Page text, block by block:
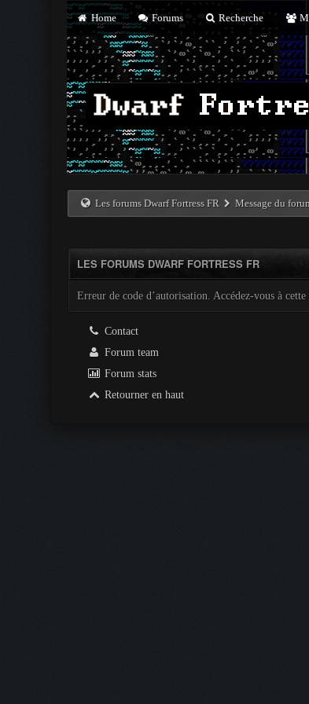
Home Forums Recherche
Les forums Dwarf Fortress FR Message du
LES FORUMS DWARF FORTRESS FR
Erreur de code d’autorisation. Accédez-vous à
Contact
Forum team
Forum stats
Retourner en haut